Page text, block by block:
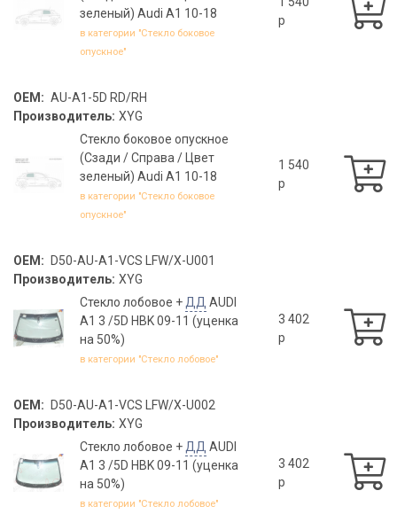
зеленый) Audi A1 10-18
в категории "Стекло боковое
опускное"
p
OEM: AU-A1-5D RD/RH
Производитель: XYG
Стекло боковое опускное
(Сзади / Справа / Цвет
зеленый) Audi A1 10-18
в категории "Стекло боковое
опускное"
1 540
p
OEM:
D50-AU-A1-VCS LFW/X-U001
Производитель: XYG
Стекло лобовое + ДД AUDI
A1 3 /5D HBK 09-11 (уценка
на 50%)
в категории "Стекло лобовое"
3 402
p
OEM:
D50-AU-A1-VCS LFW/X-U002
Производитель: XYG
Стекло лобовое + ДД AUDI
A1 3 /5D HBK 09-11 (уценка
на 50%)
в категории "Стекло лобовое"
3 402
p